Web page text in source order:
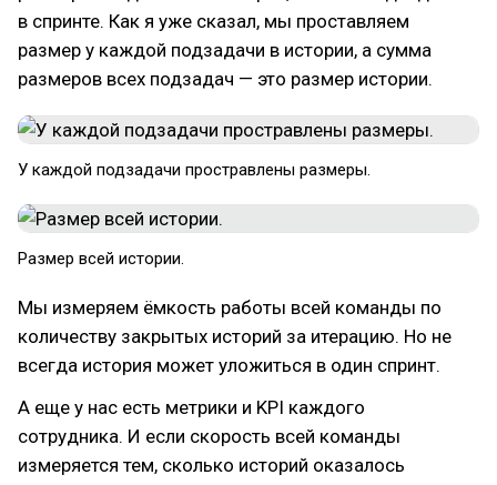
в спринте. Как я уже сказал, мы проставляем
размер у каждой подзадачи в истории, а сумма
размеров всех подзадач — это размер истории.
У каждой подзадачи простравлены размеры.
Размер всей истории.
Мы измеряем ёмкость работы всей команды по
количеству закрытых историй за итерацию. Но не
всегда история может уложиться в один спринт.
А еще у нас есть метрики и KPI каждого
сотрудника. И если скорость всей команды
измеряется тем, сколько историй оказалось